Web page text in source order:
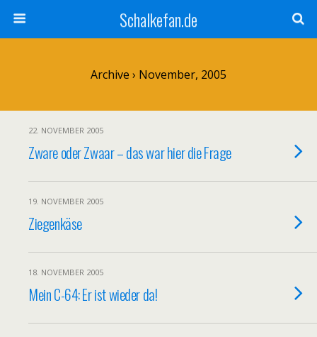
Schalkefan.de
Archive › November, 2005
22. NOVEMBER 2005
Zware oder Zwaar – das war hier die Frage
19. NOVEMBER 2005
Ziegenkäse
18. NOVEMBER 2005
Mein C-64: Er ist wieder da!